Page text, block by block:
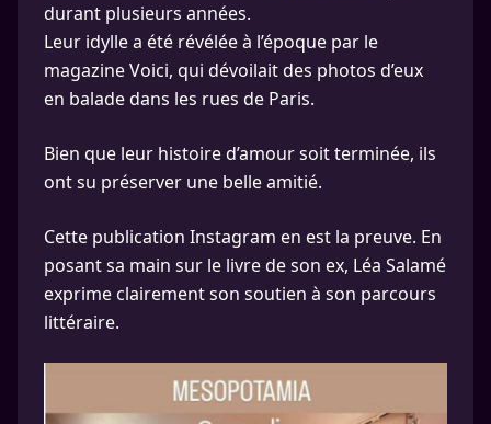
durant plusieurs années.
Leur idylle a été révélée à l’époque par le
magazine Voici, qui dévoilait des photos d’eux
en balade dans les rues de Paris.
Bien que leur histoire d’amour soit terminée, ils
ont su préserver une belle amitié.
Cette publication Instagram en est la preuve. En
posant sa main sur le livre de son ex, Léa Salamé
exprime clairement son soutien à son parcours
littéraire.